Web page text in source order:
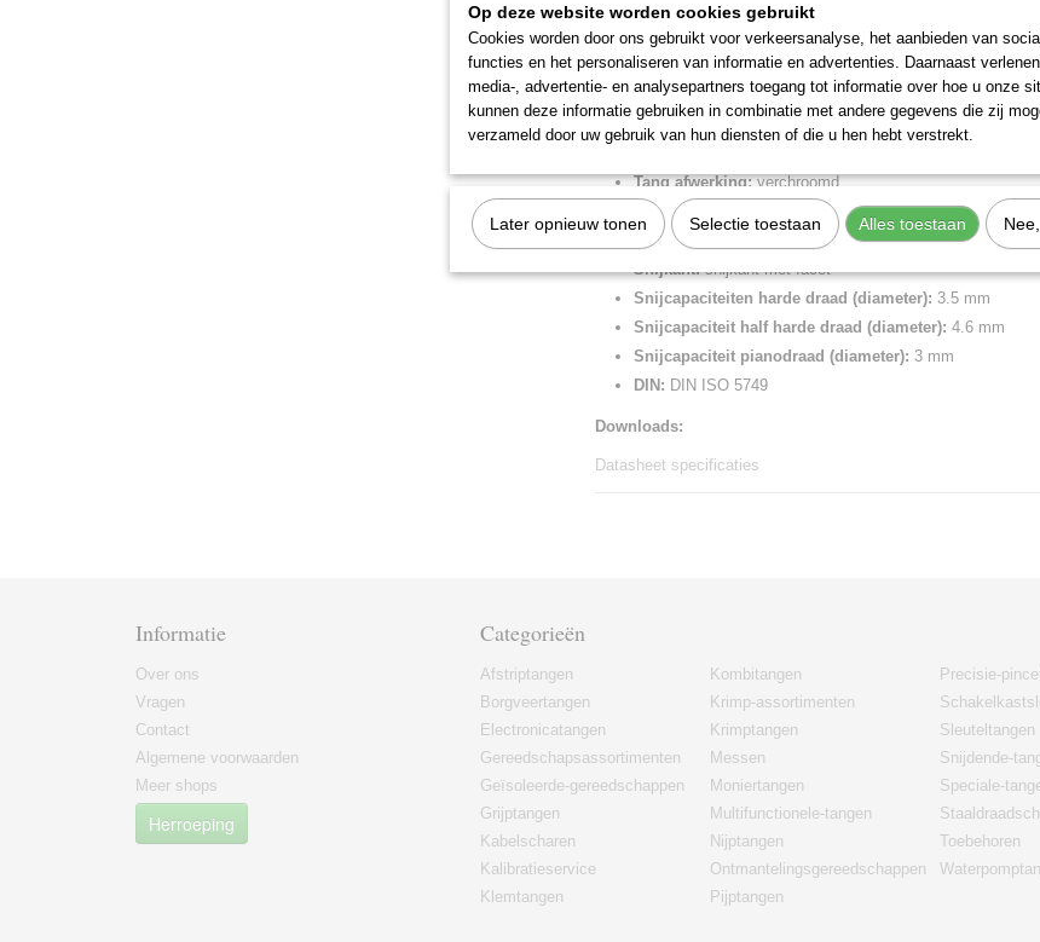
Netto gewicht
Bruto gewicht
0,44 Kg
Afmetingen (l,b,h)
25 x 5,40 x
Voor zeer hoge en duurzame belasting. Grote snijcapaciteit bij
optimale afstemming van snijhoek en
inductief gehard (hardheid van de snijkanten ca. 64 HRC) voor
pianodraad.
Tang afwerking:verchroomd
Benen/handgrepen:
met meer-componentengrepen
Kop afwerking:
verchroomd
Snijkant:snijkant met facet
Snijcapaciteiten harde draad (diameter): 3.5 mm
Snijcapaciteit half harde draad (diameter): 4.6 mm
Snijcapaciteit pianodraad (diameter): 3 mm
DIN: DIN ISO 5749
Downloads:
Datasheet specificaties
Informatie
Over ons
Vragen
Contact
Algemene voorwaarden
Meer shops
Herroeping
Categorieën
Afstriptangen
Borgveertangen
Electronicatangen
Gereedschapsassortimenten
Geïsoleerde-gereedschappen
Grijptangen
Kabelscharen
Kalibratieservice
Klemtangen
Kombitangen
Krimp-assortimenten
Krimptangen
Messen
Moniertangen
Multifunctionele-tangen
Nijptangen
Ontmantelingsgereedschappen
Pijptangen
Precisie-
Sleuteltangen
Snijdende-
Speciale-
Toebehoren
Op deze website worden cookies gebruikt
Cookies worden door ons gebruikt voor verkeersanalyse, het aanbieden van
functies en het personaliseren van informatie en advertenties. Daarnaast
media-, advertentie- en analysepartners toegang tot informatie over hoe u onze
kunnen deze informatie gebruiken in combinatie met andere gegevens die zij
verzameld door uw gebruik van hun diensten of die u hen hebt verstrekt.
Later opnieuw tonen Selectie toestaan Alles toestaan